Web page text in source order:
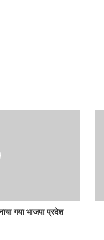
गया भाजपा प्रदेश